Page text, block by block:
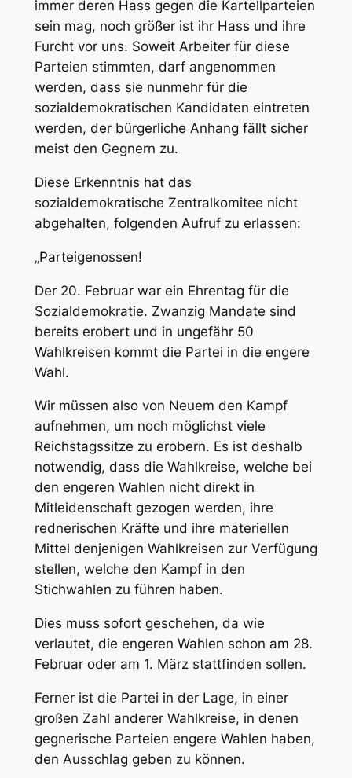
immer deren Hass gegen die Kartellparteien
sein mag, noch größer ist ihr Hass und ihre
Furcht vor uns. Soweit Arbeiter für diese
Parteien stimmten, darf angenommen
werden, dass sie nunmehr für die
sozialdemokratischen Kandidaten eintreten
werden, der bürgerliche Anhang fällt sicher
meist den Gegnern zu.
Diese Erkenntnis hat das
sozialdemokratische Zentralkomitee nicht
abgehalten, folgenden Aufruf zu erlassen:
„Parteigenossen!
Der 20. Februar war ein Ehrentag für die
Sozialdemokratie. Zwanzig Mandate sind
bereits erobert und in ungefähr 50
Wahlkreisen kommt die Partei in die engere
Wahl.
Wir müssen also von Neuem den Kampf
aufnehmen, um noch möglichst viele
Reichstagssitze zu erobern. Es ist deshalb
notwendig, dass die Wahlkreise, welche bei
den engeren Wahlen nicht direkt in
Mitleidenschaft gezogen werden, ihre
rednerischen Kräfte und ihre materiellen
Mittel denjenigen Wahlkreisen zur Verfügung
stellen, welche den Kampf in den
Stichwahlen zu führen haben.
Dies muss sofortgeschehen, da wie
verlautet, die engeren Wahlen schon am 28.
Februaroder am 1. Märzstattfinden sollen.
Ferner ist die Partei in der Lage, in einer
großen Zahl anderer Wahlkreise, in denen
gegnerische Parteien engere Wahlen haben,
den Ausschlag geben zu können.